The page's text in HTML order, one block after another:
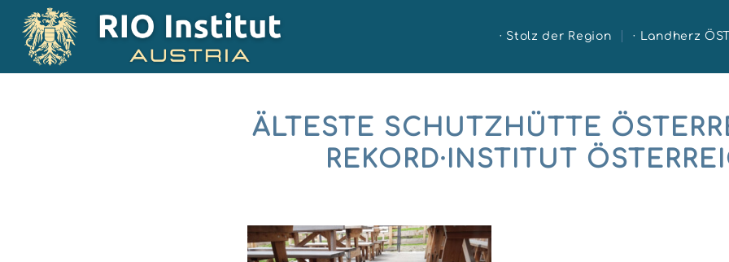
· Stolz der Region · Landherz
ÄLTESTE SCHUTZHÜTTE
REKORD·INSTITUT